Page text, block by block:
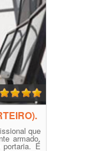
que
armado,
É